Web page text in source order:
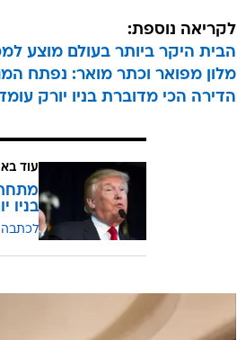
לקריאה נוספת:
הבית היקר ביותר בעולם מוצע
מלון מפואר וכתר מואר: נפתח
הדירה הכי מדוברת בניו יורק
עוד
בניו